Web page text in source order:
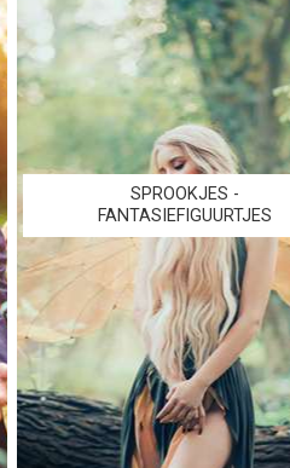
SPROOKJES -
FANTASIEFIGUURTJES